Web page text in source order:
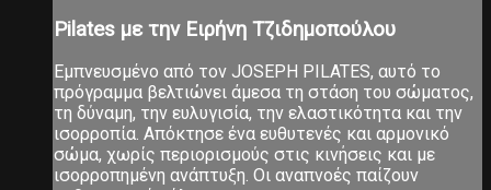
Pilates με την Ειρήνη Τζιδημοπούλου
Εμπνευσμένο από τον JOSEPH PILATES, αυτό το
πρόγραμμα βελτιώνει άμεσα τη στάση του σώματος,
τη δύναμη, την ευλυγισία, την ελαστικότητα και την
ισορροπία. Απόκτησε ένα ευθυτενές και αρμονικό
σώμα, χωρίς περιορισμούς στις κινήσεις και με
ισορροπημένη ανάπτυξη. Οι αναπνοές παίζουν